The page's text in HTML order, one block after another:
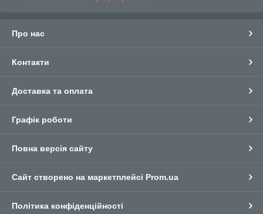
Про нас
Контакти
Доставка та оплата
Графік роботи
Повна версія сайту
Сайт створено на маркетплейсі Prom.ua
Політика конфіденційності